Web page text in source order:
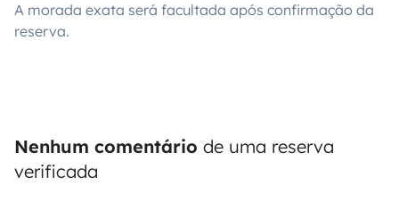
A morada exata será facultada após confirmação da
reserva.
Nenhum comentário de uma reserva
verificada